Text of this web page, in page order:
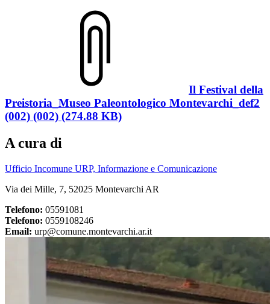
Il Festival della
Preistoria_Museo Paleontologico Montevarchi_def2
(002) (002) (274.88 KB)
A cura di
Ufficio Incomune URP, Informazione e Comunicazione
Via dei Mille, 7, 52025 Montevarchi AR
Telefono: 05591081
Telefono: 0559108246
Email: urp@comune.montevarchi.ar.it